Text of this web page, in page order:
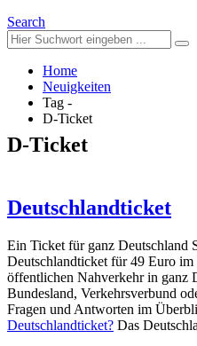
Search
Home
Neuigkeiten
Tag -
D-Ticket
D-Ticket
Deutschlandticket
Ein Ticket für ganz Deutschland
Deutschlandticket für 49 Euro
öffentlichen Nahverkehr in ganz
Bundesland, Verkehrsverbund
Fragen und Antworten im
Deutschlandticket? Das